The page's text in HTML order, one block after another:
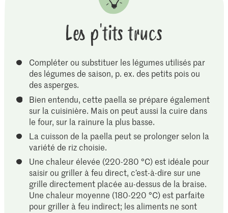
Les p'tits trucs
Compléter ou substituer les légumes utilisés par
des légumes de saison, p. ex. des petits pois ou
des asperges.
Bien entendu, cette paella se prépare également
sur la cuisinière. Mais on peut aussi la cuire dans
le four, sur la rainure la plus basse.
La cuisson de la paella peut se prolonger selon la
variété de riz choisie.
Une chaleur élevée (220-280 °C) est idéale pour
saisir ou griller à feu direct, c’est-à-dire sur une
grille directement placée au-dessus de la braise.
Une chaleur moyenne (180-220 °C) est parfaite
pour griller à feu indirect; les aliments ne sont